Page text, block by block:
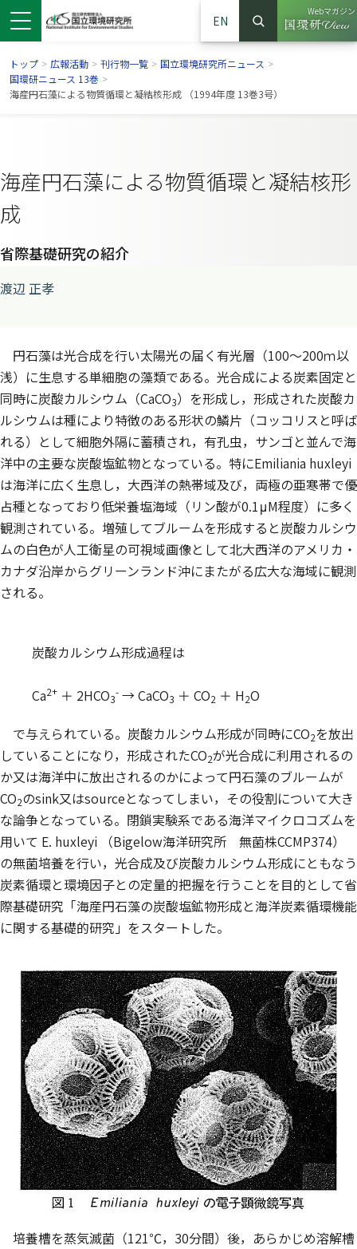
ウで開きます）
ンドウで開きます）
ウインドウで開きます）
EN
サイト内検索
検索
Webマガジン
（別ウイ
トップ > 広報活動 > 刊行物一覧 > 国立環境研究所ニュース >
国環研ニュース 13巻 >
海産円石藻による物質循環と凝結核形成 （1994年度 13巻3号）
海産円石藻による物質循環と凝結核形
成
省際基礎研究の紹介
渡辺 正孝
円石藻は光合成を行い太陽光の届く有光層（100～200ｍ以
浅）に生息する単細胞の藻類である。光合成による炭素固定と
同時に炭酸カルシウム（CaCO3）を形成し，形成された炭酸カ
ルシウムは種により特徴のある形状の鱗片（コッコリスと呼ば
れる）として細胞外隔に蓄積され，有孔虫，サンゴと並んで海
洋中の主要な炭酸塩鉱物となっている。特にEmiliania huxleyi
は海洋に広く生息し，大西洋の熱帯域及び，両極の亜寒帯で優
占種となっており低栄養塩海域（リン酸が0.1μM程度）に多く
観測されている。増殖してブルームを形成すると炭酸カルシウ
ムの白色が人工衛星の可視域画像として北大西洋のアメリカ・
カナダ沿岸からグリーンランド沖にまたがる広大な海域に観測
される。
炭酸カルシウム形成過程は
Ca2+ ＋ 2HCO3
- → CaCO3 ＋ CO2 ＋ H2O
で与えられている。炭酸カルシウム形成が同時にCO2を放出
していることになり，形成されたCO2が光合成に利用されるの
か又は海洋中に放出されるのかによって円石藻のブルームが
CO2のsink又はsourceとなってしまい，その役割について大き
な論争となっている。閉鎖実験系である海洋マイクロコズムを
用いて E. huxleyi （Bigelow海洋研究所 無菌株CCMP374）
の無菌培養を行い，光合成及び炭酸カルシウム形成にともなう
炭素循環と環境因子との定量的把握を行うことを目的として省
際基礎研究「海産円石藻の炭酸塩鉱物形成と海洋炭素循環機能
に関する基礎的研究」をスタートした。
培養槽を蒸気滅菌（121℃，30分間）後，あらかじめ溶解槽